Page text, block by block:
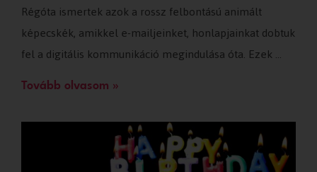
Régóta ismertek azok a rossz felbontású animált
képecskék, amikkel e-mailjeinket, honlapjainkat dobtuk
fel a digitális kommunikáció megindulása óta. Ezek …
Tovább olvasom »